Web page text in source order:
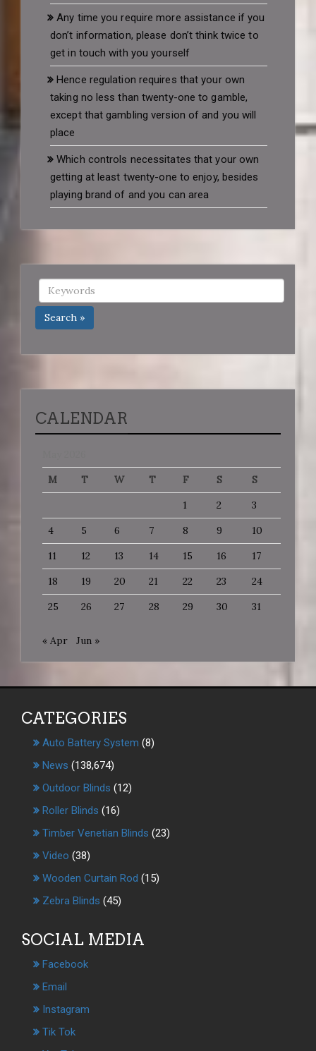
Any time you require more assistance if you
don’t information, please don’t think twice to
get in touch with you yourself
Hence regulation requires that your own
taking no less than twenty-one to gamble,
except that gambling version of and you will
place
Which controls necessitates that your own
getting at least twenty-one to enjoy, besides
playing brand of and you can area
Search »
CALENDAR
M
T W T F S
S
1
2
3
4
5 6 7 8 9
10
11
12 13 14 15 16
17
18
19 20 21 22 23
24
25
26 27 28 29 30 31
« Apr Jun »
CATEGORIES
Auto Battery System (8)
News (138,674)
Outdoor Blinds (12)
Roller Blinds (16)
Timber Venetian Blinds (23)
Video (38)
Wooden Curtain Rod (15)
Zebra Blinds (45)
SOCIAL MEDIA
Facebook
Email
Instagram
Tik Tok